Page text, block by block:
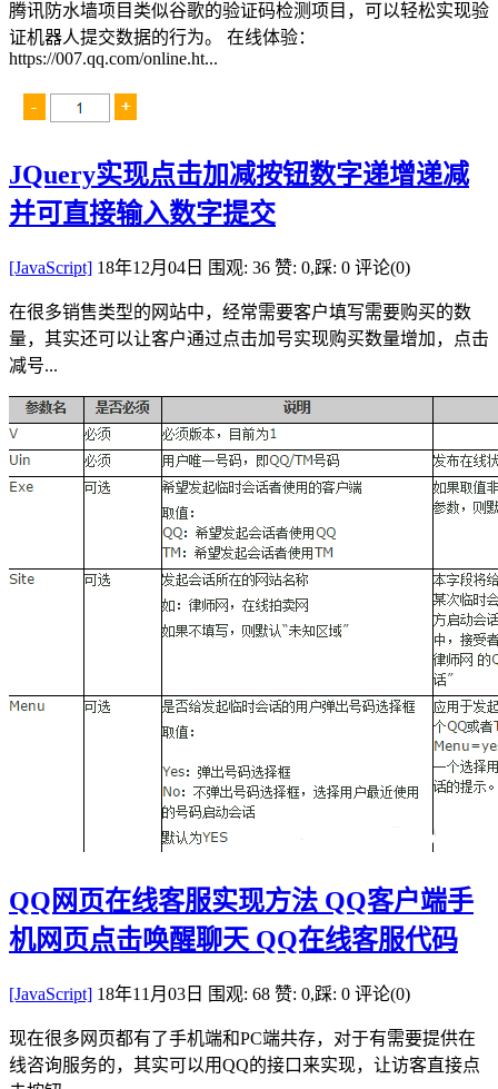
腾讯防水墙项目类似谷歌的验证码检测项目，可以轻松实现验
证机器人提交数据的行为。 在线体验：
https://007.qq.com/online.ht...
JQuery实现点击加减按钮数字递增递减
并可直接输入数字提交
[JavaScript] 18年12月04日 围观: 36 赞: 0,踩: 0 评论(0)
在很多销售类型的网站中，经常需要客户填写需要购买的数
量，其实还可以让客户通过点击加号实现购买数量增加，点击
减号...
QQ网页在线客服实现方法 QQ客户端手
机网页点击唤醒聊天 QQ在线客服代码
[JavaScript] 18年11月03日 围观: 68 赞: 0,踩: 0 评论(0)
现在很多网页都有了手机端和PC端共存，对于有需要提供在
线咨询服务的，其实可以用QQ的接口来实现，让访客直接点